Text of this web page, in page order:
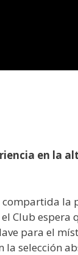
en la
compartida la
Club espera
para el
la selección